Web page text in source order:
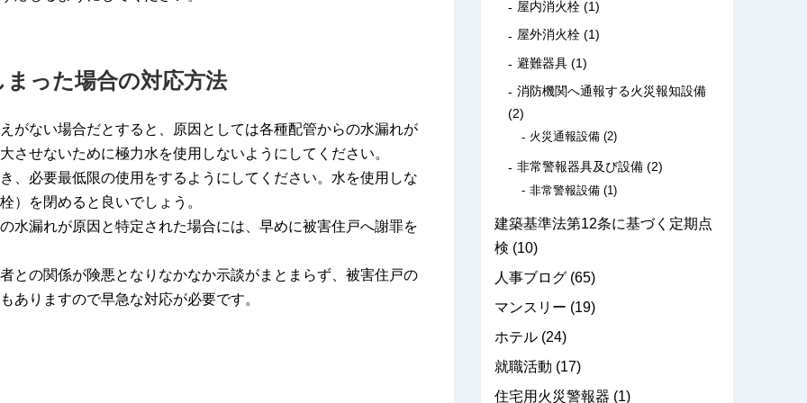
った場合の対応方法
がない場合だとすると、原因としては各種配管からの水漏れが
させないために極力水を使用しないようにしてください。
、必要最低限の使用をするようにしてください。水を使用しな
）を閉めると良いでしょう。
水漏れが原因と特定された場合には、早めに被害住戸へ謝罪を
との関係が険悪となりなかなか示談がまとまらず、被害住戸の
ありますので早急な対応が必要です。
屋内消火栓 (1)
屋外消火栓 (1)
避難器具 (1)
消防機関へ通報する火災報知設備
(2)
火災通報設備 (2)
非常警報器具及び設備 (2)
非常警報設備 (1)
建築基準法第12条に基づく定期点
検 (10)
人事ブログ (65)
マンスリー (19)
ホテル (24)
就職活動 (17)
住宅用火災警報器 (1)